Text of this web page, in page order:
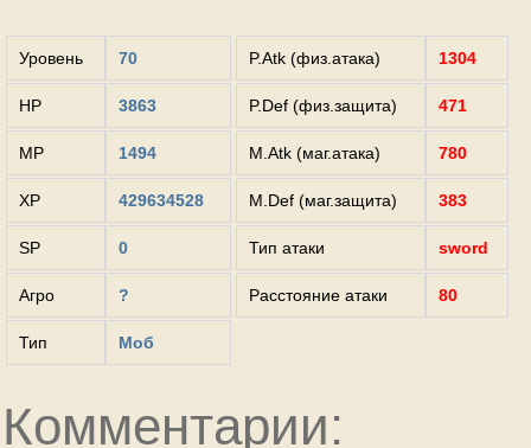
Уровень 70
HP 3863
MP 1494
XP 429634528
SP 0
Агро ?
Тип Моб
P.Atk (физ.атака) 1304
P.Def (физ.защита) 471
M.Atk (маг.атака) 780
M.Def (маг.защита) 383
Тип атаки sword
Расстояние атаки 80
Комментарии: